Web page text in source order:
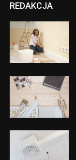
REDAKCJA